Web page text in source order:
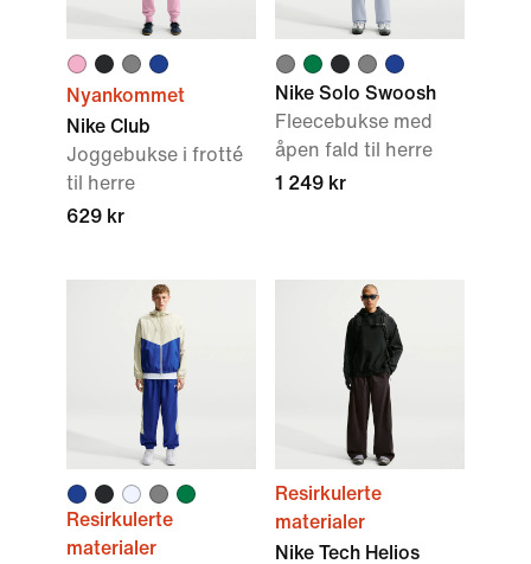
Nyankommet
Nike Club
Joggebukse i frotté
til herre
629 kr
Nike Solo Swoosh
Fleecebukse med
åpen fald til herre
1 249 kr
Resirkulerte
materialer
Resirkulerte
materialer
Nike Tech Helios